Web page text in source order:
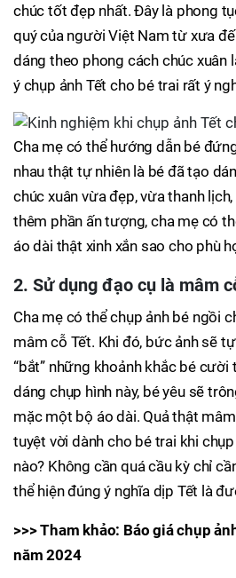
chúc tốt đẹp nhất. Đây là phong
quý của người Việt Nam từ xưa
dáng theo phong cách chúc xuân
ý chụp ảnh Tết cho bé trai rất ý
Cha mẹ có thể hướng dẫn bé
nhau thật tự nhiên là bé đã tạo
chúc xuân vừa đẹp, vừa thanh
thêm phần ấn tượng, cha mẹ có
áo dài thật xinh xắn sao cho phù
2. Sử dụng đạo cụ là mâm
Cha mẹ có thể chụp ảnh bé ngồi
mâm cỗ Tết. Khi đó, bức ảnh sẽ
“bắt” những khoảnh khắc bé
dáng chụp hình này, bé yêu sẽ
mặc một bộ áo dài. Quả thật
tuyệt vời dành cho bé trai khi
nào? Không cần quá cầu kỳ chỉ
thể hiện đúng ý nghĩa dịp Tết là
>>> Tham khảo: Báo giá chụp
năm 2024